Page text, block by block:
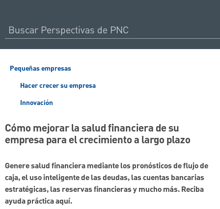
Pequeñas empresas
Hacer crecer su empresa
Innovación
Cómo mejorar la salud financiera de su
empresa para el crecimiento a largo plazo
Genere salud financiera mediante los pronósticos de flujo de
caja, el uso inteligente de las deudas, las cuentas bancarias
estratégicas, las reservas financieras y mucho más. Reciba
ayuda práctica aquí.